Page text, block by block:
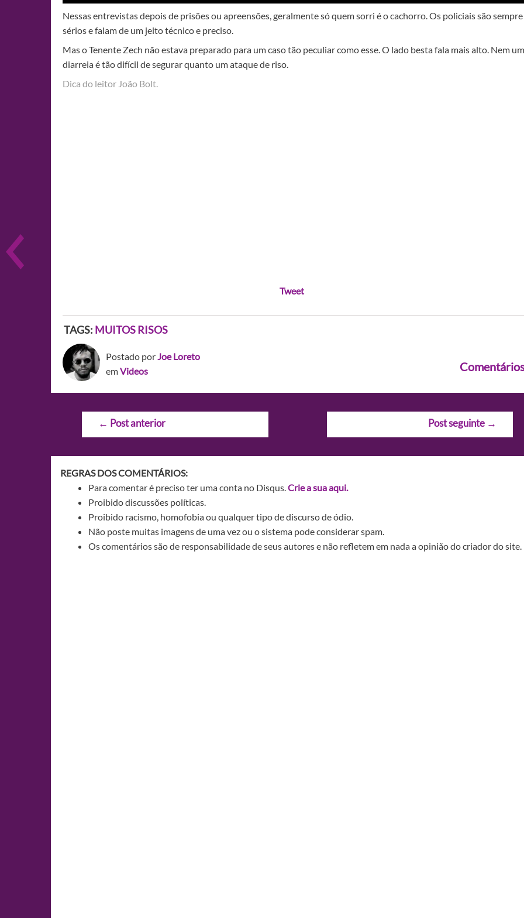
Nessas entrevistas depois de prisões ou apreensões, geralmente só quem sorri é o cachorro. Os policiais são sempre
sérios e falam de um jeito técnico e preciso.
Mas o Tenente Zech não estava preparado para um caso tão peculiar como esse. O lado besta fala mais alto. Nem
diarreia é tão difícil de segurar quanto um ataque de riso.
Dica do leitor João Bolt.
Tweet
TAGS: MUITOS RISOS
Postado porJoe Loreto
emVideos
Navegação
← Post anterior Post seguinte →
REGRAS DOS COMENTÁRIOS:
Para comentar é preciso ter uma conta no Disqus.Crie a sua aqui.
Proibido discussões políticas.
Proibido racismo, homofobia ou qualquer tipo de discurso de ódio.
Não poste muitas imagens de uma vez ou o sistema pode considerar spam.
Os comentários são de responsabilidade de seus autores e não refletem em nada a opinião do criador do site.